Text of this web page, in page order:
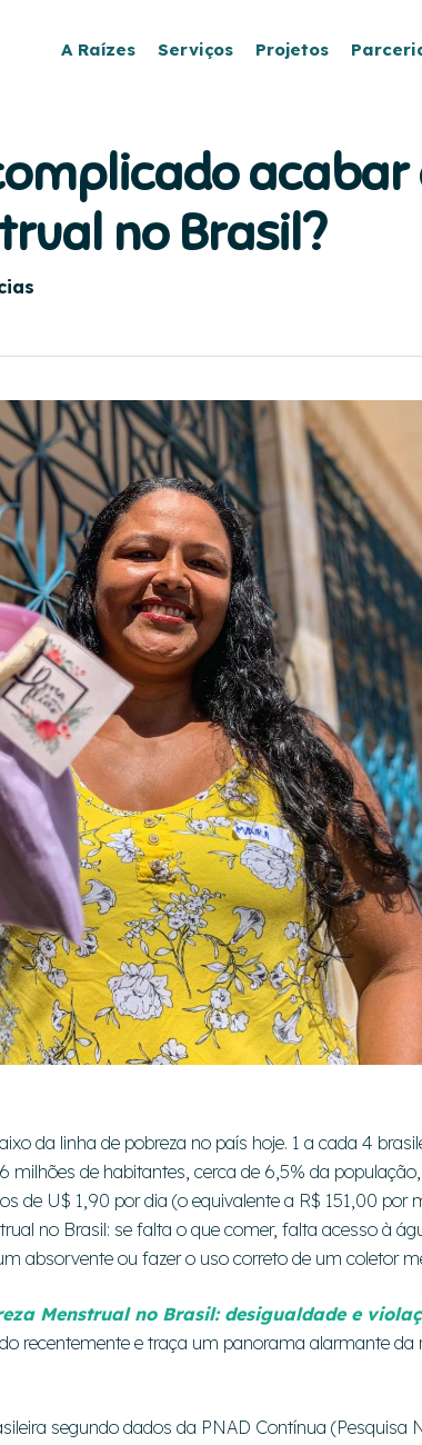
A Raízes Serviços Projetos
acabar
no Brasil?
da linha de pobreza no país hoje. 1 a cada 4
milhões de habitantes, cerca de 6,5% da
de U$ 1,90 por dia (o equivalente a R$ 151,00 por
no Brasil: se falta o que comer, falta acesso à
absorvente ou fazer o uso correto de um coletor
Menstrual no Brasil: desigualdade e
recentemente e traça um panorama alarmante da
segundo dados da PNAD Contínua (Pesquisa